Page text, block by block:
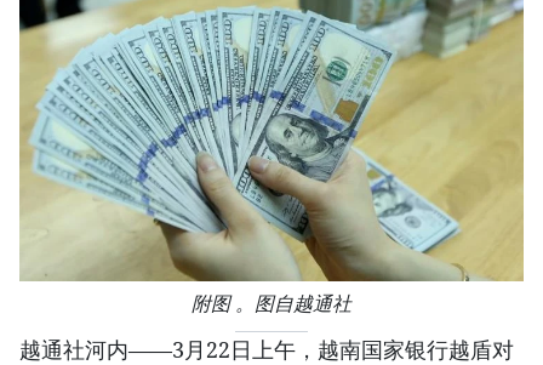
附图 。图自越通社
越通社河内——3月22日上午，越南国家银行越盾对